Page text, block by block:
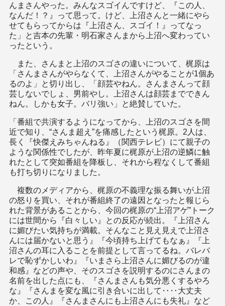
んまさんやった。みんなスゴイんですけど、『この人、
なんだ！？』って思って。けど、上沼さんと一緒にやら
せてもらってからは『上沼さん、スゴイ！』ってなっ
た」と吉本の先輩・明石家さんまから上沼へ変わってい
ったという。
また、さんまと上沼のスゴさの違いについて、梶原は
「さんまさんがやらなくて、上沼さんがやることが1個あ
るのよ」と切り出し、「顔芸やねん。さんまさんって顔
芸しないでしょ、男前やし。上沼さんは顔芸までできん
ねん。しかも女子。バリ強い」と絶賛していた。
「番組で共演するようになってから、上沼のスゴさを間
近で知り、“さんま超え”を痛感したという梶原。2人は、
長く『快傑えみちゃんねる』（関西テレビ）にて親子の
ような関係性でしたが、昨年夏に梶原が上沼の逆鱗に触
れたとして突如番組を降板し、それから程なくして番組
も打ち切りになりました。
複数のメディアから、梶原の不義理な振る舞いが上沼
の怒りを買い、それが番組終了の遠因となったと報じら
れた背景があることから、今回の梶原の“上沼アゲ”トーク
には世間から『白々しい』との反応が続出。『上沼さん
に媚びたい気持ちが満載。そんなこと見え見えで上沼さ
んには届かないと思う』『今頃持ち上げてもなぁ』『上
沼さんの耳に入ることを前提として言ってるね。バレバ
レで恥ずかしいわ』『いまさら上沼さんに媚びるのが違
和感』などの声や、そのスゴさを説明するのにさんまの
名前を出した点にも、『さんまさんも気分悪くするやろ
な』『さんまを変な風に引き合いに出して‥‥大丈夫
か、この人』『さんまさんにも上沼さんにも失礼』など